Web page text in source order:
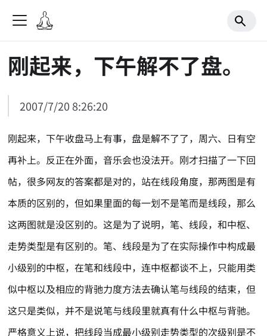
刚起来，下午解不了盘。
2007/7/20 8:26:20
刚起来，下午收盘马上有事，盘是解不了了，周六、日有空
再补上。反正在外面，音乐会也没法开。刚才扫描了一下回
帖，很多网友的答案都是对的，站在线段角度，那两图是有
本质的区别的，但如果里面的每一划不是笔而是线段，那么
这两图就是没区别的。这是为了说明，笔、线段，和中枢、
走势类型是有区别的。笔、线段是为了在实际操作中构成最
小级别的中枢，在笔和线段中，连中枢都谈不上，只能用类
似中枢以及相应的背驰力度方法去确认笔与线段的结束，但
这只是类似，并不是说笔与线段里就真有什么中枢与背驰。
严格意义上说，把线段当成最小级别走势类型的次级别是不